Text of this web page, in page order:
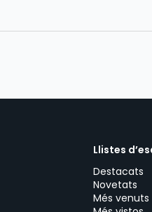
Llistes
Destacats
Novetats
Més venuts